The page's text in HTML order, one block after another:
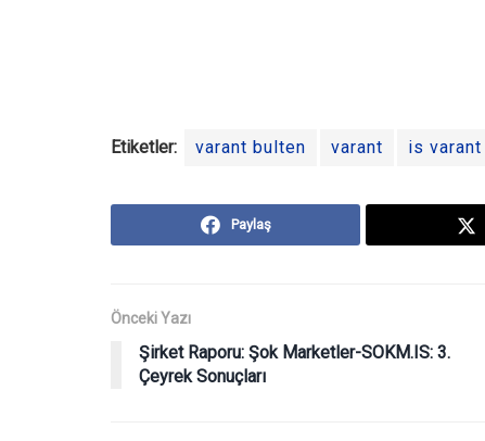
Etiketler: varant bulten varant is varant
Paylaş
Önceki Yazı
Şirket Raporu: Şok Marketler-SOKM.IS: 3.
Çeyrek Sonuçları